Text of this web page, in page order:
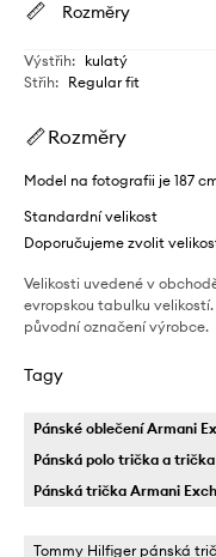
Rozměry
Výstřih: kulatý
Střih: Regular fit
Rozměry
Model na fotografii je 187
Standardní velikost
Doporučujeme zvolit
Velikosti uvedené v
evropskou tabulku
původní označení výrobce.
Tagy
Pánské oblečení Armani
Pánská polo trička a
Pánská trička Armani
Tommy Hilfiger pánská